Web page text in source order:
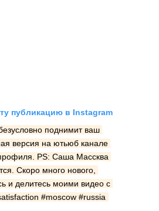
публикацию в Instagram
поднимит ваш
версия на ютьюб канале
PS: Саша Массква
Скоро много нового,
и делитесь моими видео с
#moscow #russia